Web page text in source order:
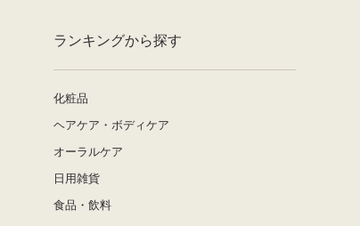
ランキングから探す
化粧品
ヘアケア・ボディケア
オーラルケア
日用雑貨
食品・飲料